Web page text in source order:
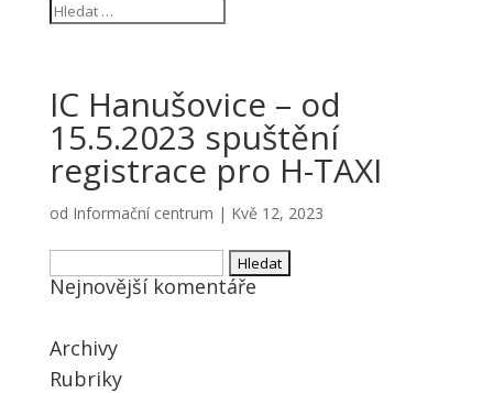
IC Hanušovice – od
15.5.2023 spuštění
registrace pro H-TAXI
od Informační centrum | Kvě 12, 2023
Vyhledávání
Nejnovější komentáře
Archivy
Rubriky